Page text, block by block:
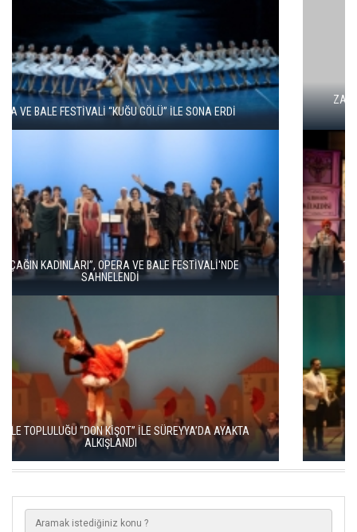
ZARAFETİN AŞKIN VE TUTKUNUN DANSI: KUĞU GÖLÜ YENİDEN
SAHNEDE
16. ULUSLARARASI İSTANBUL OPERA VE BALE FESTİVALİ
“KÜLKEDİSİ” İLE BAŞLADI
LA TRAVİATA, SAHNEDE BÜYÜLEYİCİ BİR GECE YARATTI